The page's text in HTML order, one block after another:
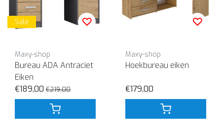
Sale
Maxy-shop
Bureau ADA Antraciet
Eiken
€189,00 €219,00
Maxy-shop
Hoekbureau eiken
€179,00